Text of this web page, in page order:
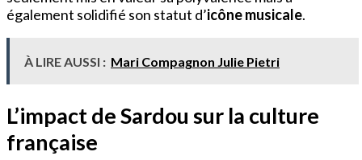
également solidifié son statut d’icône musicale.
À LIRE AUSSI : Mari Compagnon Julie Pietri
L’impact de Sardou sur la culture
française